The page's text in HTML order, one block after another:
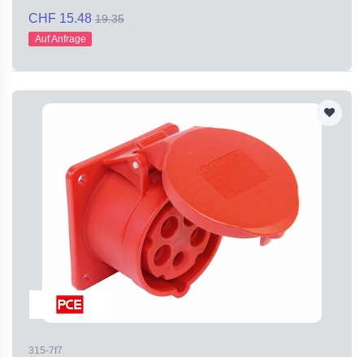
CHF 15.48 19.35
Auf Anfrage
315-7f7